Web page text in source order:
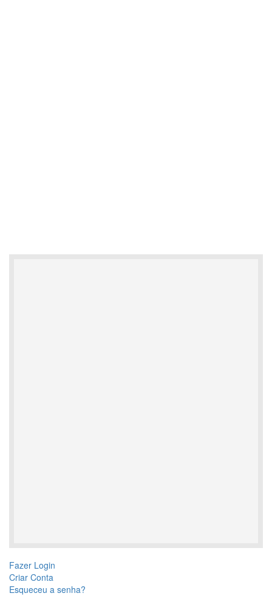
Fazer Login
Criar Conta
Esqueceu a senha?